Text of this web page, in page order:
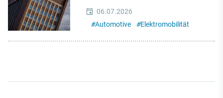
06.07.2026
#Automotive #Elektromobilität